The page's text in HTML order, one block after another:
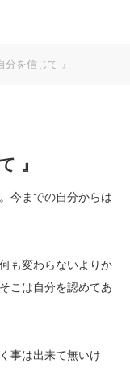
分を信じて 』
』
今までの自分からは
も変わらないよりか
こは自分を認めてあ
事は出来て無いけ